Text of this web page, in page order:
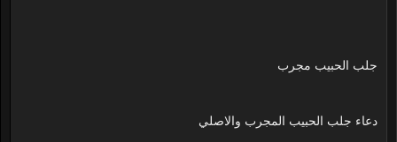
جلب الحبيب مجرب
دعاء جلب الحبيب المجرب والاصلي